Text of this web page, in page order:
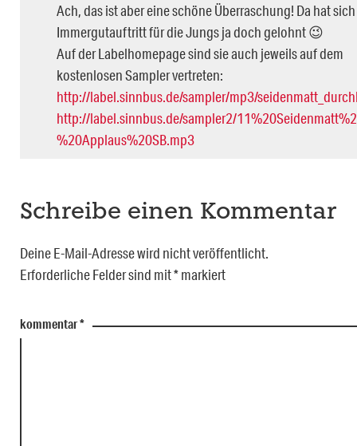
Ach, das ist aber eine schöne Überraschung! Da hat
Immergutauftritt für die Jungs ja doch gelohnt 😉
Auf der Labelhomepage sind sie auch jeweils auf dem
kostenlosen Sampler vertreten:
http://label.sinnbus.de/sampler/mp3/
http://label.sinnbus.de/sampler2/
%20Applaus%20SB.mp3
Schreibe einen Kommentar
Deine E-Mail-Adresse wird nicht veröffentlicht.
Erforderliche Felder sind mit*markiert
kommentar*